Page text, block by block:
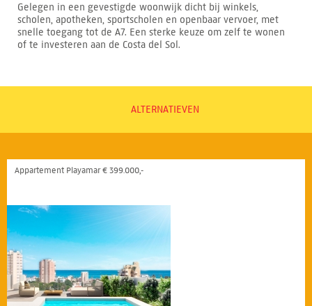
Gelegen in een gevestigde woonwijk dicht bij winkels,
scholen, apotheken, sportscholen en openbaar vervoer, met
snelle toegang tot de A7. Een sterke keuze om zelf te wonen
of te investeren aan de Costa del Sol.
ALTERNATIEVEN
Appartement Playamar € 399.000,-